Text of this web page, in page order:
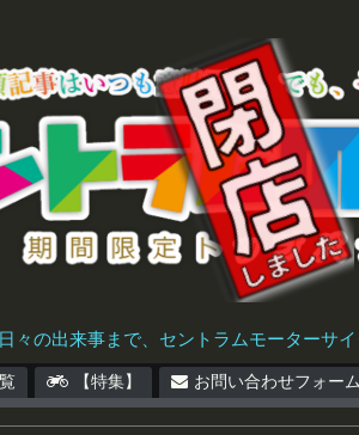
々の出来事まで、セントラムモーターサ
【特集】 お問い合わせフォーム